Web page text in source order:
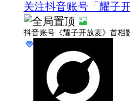
关注抖音账号「耀子